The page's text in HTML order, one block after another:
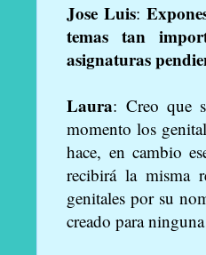
Jose Luis:
temas tan
asignaturas
Laura: Creo que
momento los
hace, en cambio
recibirá la misma
genitales por su
creado para